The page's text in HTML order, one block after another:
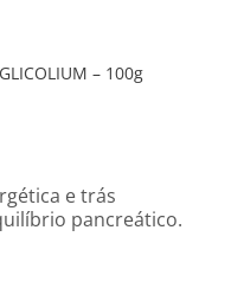
– 100g
e trás
pancreático.